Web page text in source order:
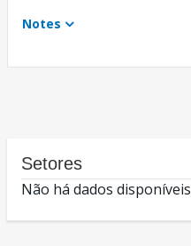
Notes
Setores
Não há dados disponíveis